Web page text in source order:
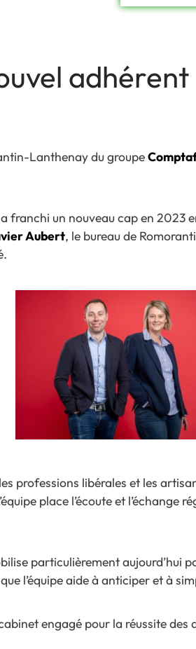
Lanthenay du groupe
franchi un nouveau cap en 2023
Aubert, le bureau de
professions libérales et les
place l’écoute et
particulièrement aujourd’hui
l’équipe aide à anticiper et à
engagé pour la réussite